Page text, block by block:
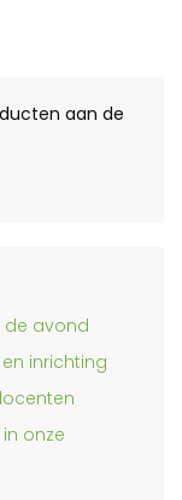
aan de
de avond
inrichting
onze